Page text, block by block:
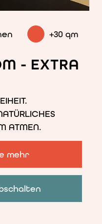
+30 qm
- EXTRA
ATMEN.
mehr